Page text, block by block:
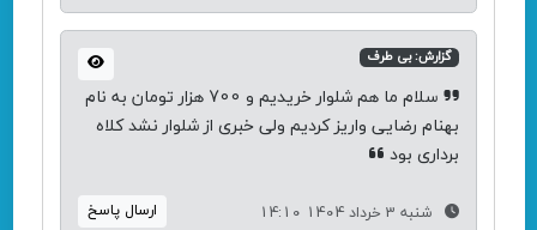
گزارش: بی طرف
سلام ما هم شلوار خریدیم و 700 هزار تومان به نام
بهنام رضایی واریز کردیم ولی خبری از شلوار نشد کلاه
برداری بود
شنبه 3 خرداد 1404 14:10 ارسال پاسخ